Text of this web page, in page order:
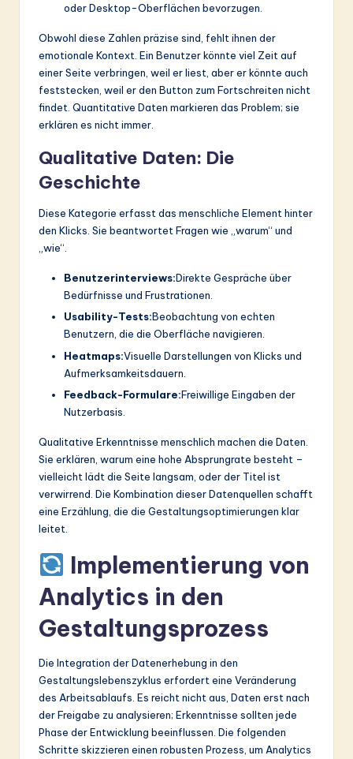
oder Desktop-Oberflächen bevorzugen.
Obwohl diese Zahlen präzise sind, fehlt ihnen der
emotionale Kontext. Ein Benutzer könnte viel Zeit auf
einer Seite verbringen, weil er liest, aber er könnte auch
feststecken, weil er den Button zum Fortschreiten nicht
findet. Quantitative Daten markieren das Problem; sie
erklären es nicht immer.
Qualitative Daten: Die
Geschichte
Diese Kategorie erfasst das menschliche Element hinter
den Klicks. Sie beantwortet Fragen wie „warum“ und
„wie“.
Benutzerinterviews:Direkte Gespräche über
Bedürfnisse und Frustrationen.
Usability-Tests:Beobachtung von echten
Benutzern, die die Oberfläche navigieren.
Heatmaps:Visuelle Darstellungen von Klicks und
Aufmerksamkeitsdauern.
Feedback-Formulare:Freiwillige Eingaben der
Nutzerbasis.
Qualitative Erkenntnisse menschlich machen die Daten.
Sie erklären, warum eine hohe Absprungrate besteht –
vielleicht lädt die Seite langsam, oder der Titel ist
verwirrend. Die Kombination dieser Datenquellen schafft
eine Erzählung, die die Gestaltungsoptimierungen klar
leitet.
Implementierung von
Analytics in den
Gestaltungsprozess
Die Integration der Datenerhebung in den
Gestaltungslebenszyklus erfordert eine Veränderung
des Arbeitsablaufs. Es reicht nicht aus, Daten erst nach
der Freigabe zu analysieren; Erkenntnisse sollten jede
Phase der Entwicklung beeinflussen. Die folgenden
Schritte skizzieren einen robusten Prozess, um Analytics